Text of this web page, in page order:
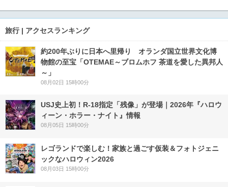
旅行 | アクセスランキング
約200年ぶりに日本へ里帰り オランダ国立世界文化博
物館の至宝「OTEMAE～ブロムホフ 茶道を愛した異邦人
～」
08月02日 15時00分
USJ史上初！R-18指定「残像」が登場｜2026年『ハロウ
ィーン・ホラー・ナイト』情報
08月05日 15時00分
レゴランドで楽しむ！家族と過ごす仮装＆フォトジェニ
ックなハロウィン2026
08月03日 15時00分